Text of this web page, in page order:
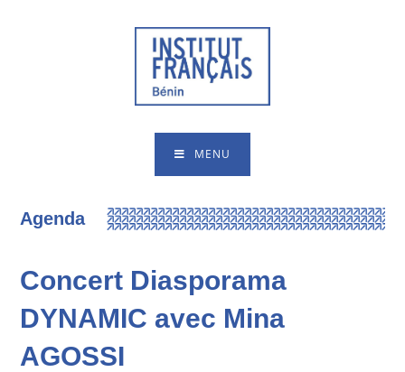
MENU
Agenda
Concert Diasporama
DYNAMIC avec Mina
AGOSSI